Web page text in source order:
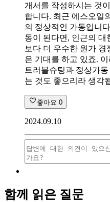
개서를 작성하시는 것
합니다. 최근 에스오일
의 정상적인 가동입니
동이 된다면, 인근의 대
보다 더 우수한 원가
은 기대를 하고 있죠.
트러블슈팅과 정상가
는 것도 좋으리라 생각
좋아요 0
2024.09.10
함께 읽은 질문